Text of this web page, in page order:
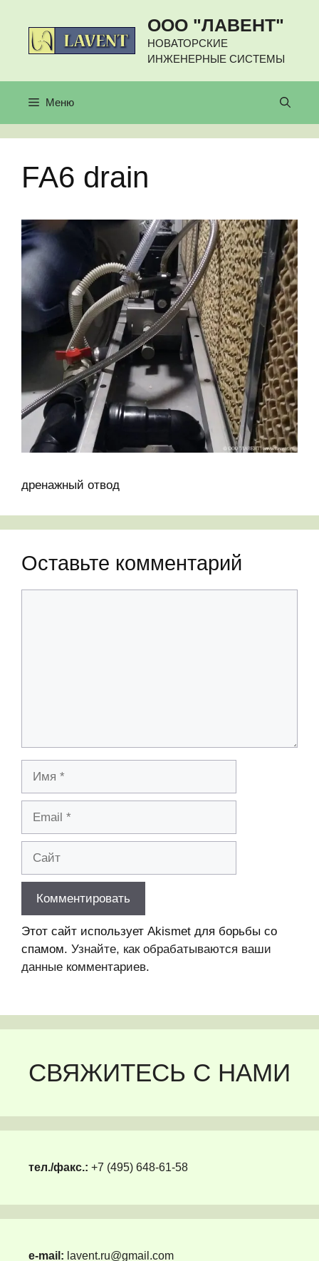
содержимому
ООО "ЛАВЕНТ"
НОВАТОРСКИЕ
ИНЖЕНЕРНЫЕ СИСТЕМЫ
Меню
FA6 drain
дренажный отвод
Оставьте комментарий
Этот сайт использует Akismet для борьбы со
спамом. Узнайте, как обрабатываются ваши
данные комментариев.
СВЯЖИТЕСЬ С НАМИ
тел./факс.: +7 (495) 648-61-58
e-mail: lavent.ru@gmail.com